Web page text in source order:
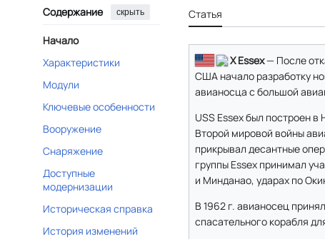
Содержание скрыть
Начало
Характеристики
Модули
Ключевые особенности
Вооружение
Снаряжение
Доступные
модернизации
Историческая справка
История изменений
Статья
X Essex— После
США начало разработку
авианосца с большой
USS Essex был построен
Второй мировой войны
прикрывал десантные
группы Essex принимал
и Минданао, ударах по
В 1962 г. авианосец
спасательного корабля